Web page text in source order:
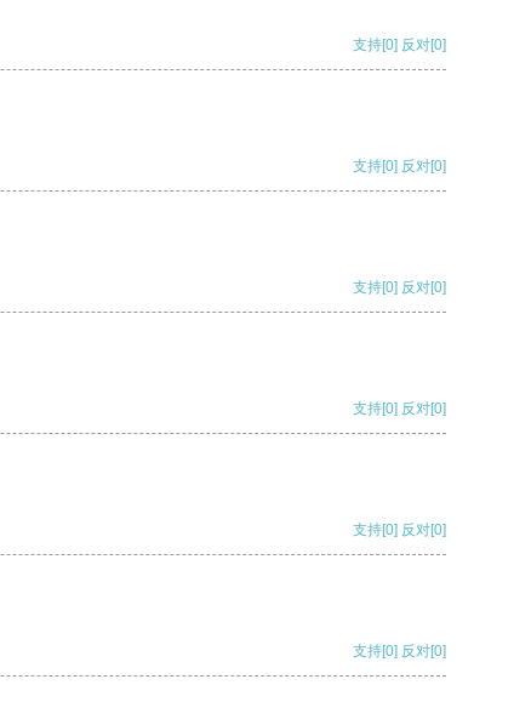
支持[0] 反对[0]
支持[0] 反对[0]
支持[0] 反对[0]
支持[0] 反对[0]
支持[0] 反对[0]
支持[0] 反对[0]